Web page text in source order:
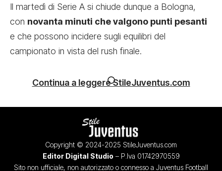
Il martedì di Serie A si chiude dunque a Bologna,
con novanta minuti che valgono punti pesanti
e che possono incidere sugli equilibri del
campionato in vista del rush finale.
Continua a leggere StileJuventus.com
Copyright © 2024-2025 StileJuventus.com
Editor Digital Studio – P.Iva 01742970559
Sito non ufficiale, non autorizzato o connesso a Juventus Football